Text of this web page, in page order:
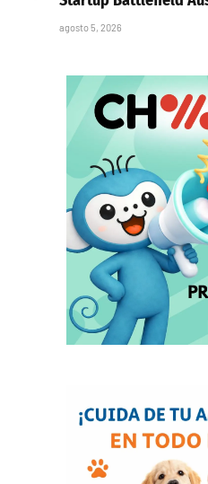
agosto 5, 2026